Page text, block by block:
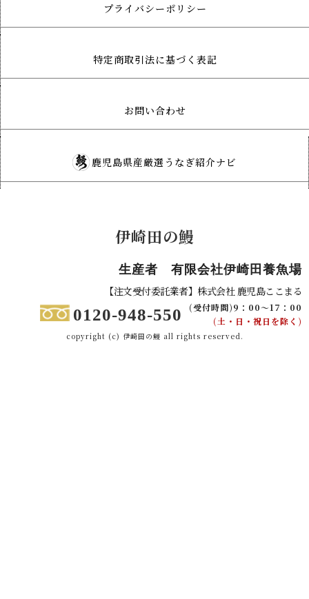
プライバシーポリシー
特定商取引法に基づく表記
お問い合わせ
鹿児島県産厳選うなぎ紹介ナビ
伊崎田の鰻
生産者 有限会社伊崎田養魚場
【注文受付委託業者】株式会社 鹿児島ここまる
0120-948-550
(受付時間)9：00～17：00
(土・日・祝日を除く)
copyright (c) 伊崎田の鰻 all rights reserved.